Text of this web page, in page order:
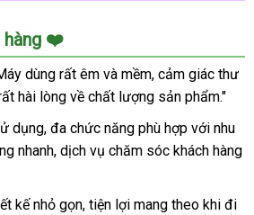
hàng ❤️
dùng rất êm và mềm, cảm giác thư
hài lòng về chất lượng sản phẩm."
dụng, đa chức năng phù hợp với nhu
nhanh, dịch vụ chăm sóc khách hàng
kế nhỏ gọn, tiện lợi mang theo khi đi